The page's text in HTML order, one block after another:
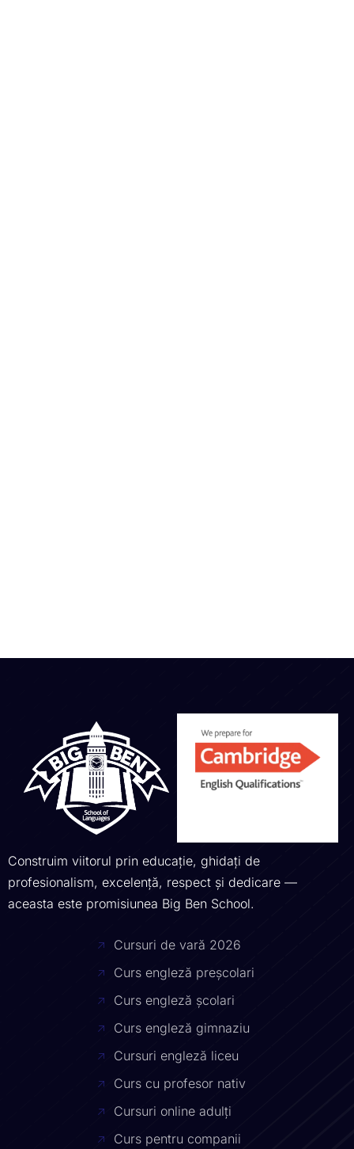
Construim viitorul prin educație, ghidați de
profesionalism, excelență, respect și dedicare —
aceasta este promisiunea Big Ben School.
Cursuri de vară 2026
Curs engleză preșcolari
Curs engleză școlari
Curs engleză gimnaziu
Cursuri engleză liceu
Curs cu profesor nativ
Cursuri online adulți
Curs pentru companii